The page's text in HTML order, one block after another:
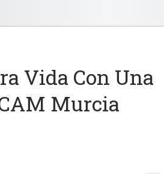
Vida Con Una
Murcia